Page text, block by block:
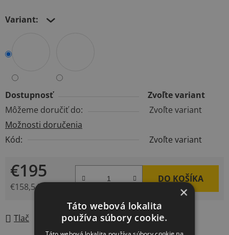
Variant:
Dostupnosť
Zvoľte variant
Môžeme doručiť do:
Zvoľte variant
Možnosti doručenia
Kód:
Zvoľte variant
€195
€158,54 bez DPH
Jednotková cena:
DO KOŠÍKA
Tlač Opýtať sa
×
Táto webová lokalita
používa súbory cookie.
Táto webová lokalita používa súbory cookie na